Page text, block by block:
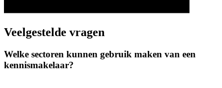
Veelgestelde vragen
Welke sectoren kunnen gebruik maken van een
kennismakelaar?